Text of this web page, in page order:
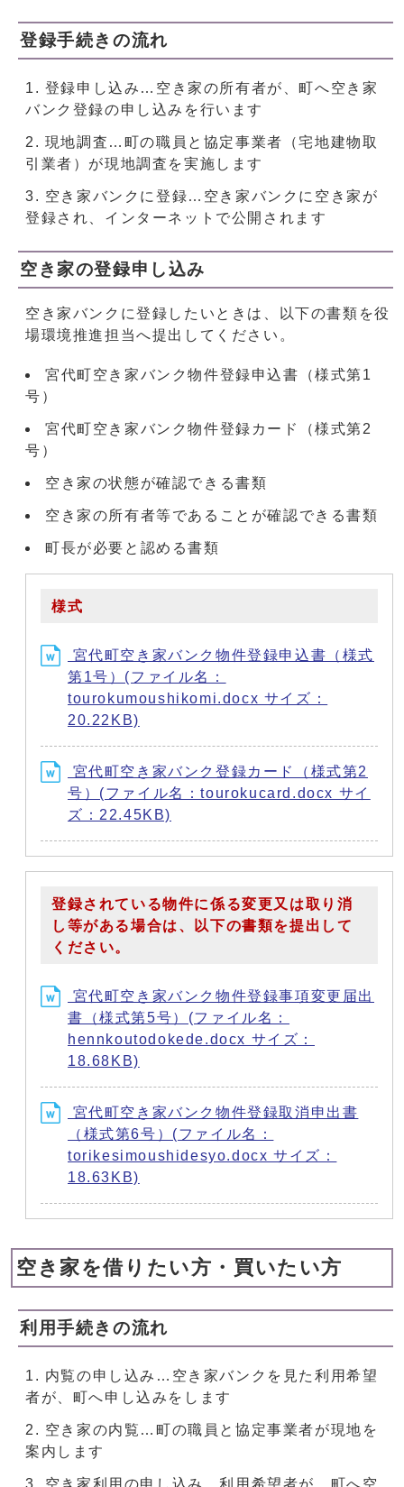
登録手続きの流れ
登録申し込み…空き家の所有者が、町へ空き家
バンク登録の申し込みを行います
現地調査…町の職員と協定事業者（宅地建物取
引業者）が現地調査を実施します
空き家バンクに登録…空き家バンクに空き家が
登録され、インターネットで公開されます
空き家の登録申し込み
空き家バンクに登録したいときは、以下の書類を役
場環境推進担当へ提出してください。
宮代町空き家バンク物件登録申込書（様式第1
号）
宮代町空き家バンク物件登録カード（様式第2
号）
空き家の状態が確認できる書類
空き家の所有者等であることが確認できる書類
町長が必要と認める書類
様式
宮代町空き家バンク物件登録申込書（様式
第1号）(ファイル名：
tourokumoushikomi.docx サイズ：
20.22KB)
宮代町空き家バンク登録カード（様式第2
号）(ファイル名：tourokucard.docx サイ
ズ：22.45KB)
登録されている物件に係る変更又は取り消
し等がある場合は、以下の書類を提出して
ください。
宮代町空き家バンク物件登録事項変更届出
書（様式第5号）(ファイル名：
hennkoutodokede.docx サイズ：
18.68KB)
宮代町空き家バンク物件登録取消申出書
（様式第6号）(ファイル名：
torikesimoushidesyo.docx サイズ：
18.63KB)
空き家を借りたい方・買いたい方
利用手続きの流れ
内覧の申し込み…空き家バンクを見た利用希望
者が、町へ申し込みをします
空き家の内覧…町の職員と協定事業者が現地を
案内します